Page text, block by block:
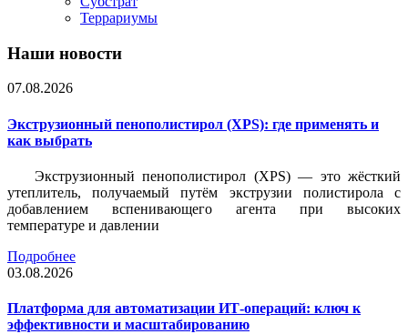
Террариумы
Наши новости
07.08.2026
Экструзионный пенополистирол (XPS): где применять и
как выбрать
Экструзионный пенополистирол (XPS) — это жёсткий
утеплитель, получаемый путём экструзии полистирола с
добавлением вспенивающего агента при высоких
температуре и давлении
Подробнее
03.08.2026
Платформа для автоматизации ИТ-операций: ключ к
эффективности и масштабированию